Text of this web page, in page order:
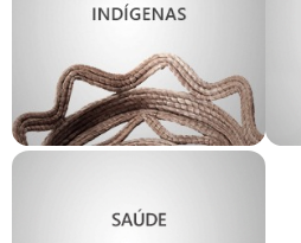
GT Povos
Indígenas